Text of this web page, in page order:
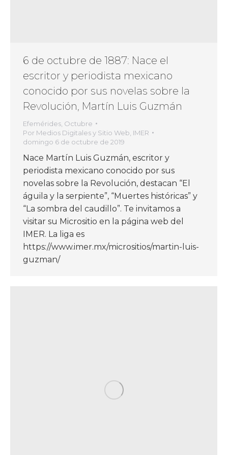
6 de octubre de 1887: Nace el
escritor y periodista mexicano
conocido por sus novelas sobre la
Revolución, Martín Luis Guzmán
Efemérides Octubre
Por Medios Digitales y Sitio Web, IMER
domingo 6 de octubre de 2019
Nace Martín Luis Guzmán, escritor y
periodista mexicano conocido por sus
novelas sobre la Revolución, destacan “El
águila y la serpiente”, “Muertes históricas” y
“La sombra del caudillo”. Te invitamos a
visitar su Micrositio en la página web del
IMER. La liga es
https://www.imer.mx/micrositios/martin-luis-
guzman/